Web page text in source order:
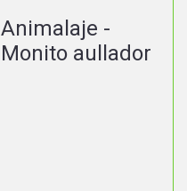
Animalaje -
Monito aullador